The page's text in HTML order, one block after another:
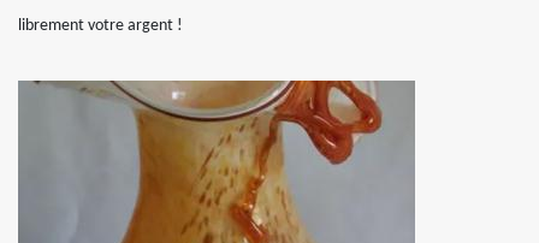
librement votre argent !